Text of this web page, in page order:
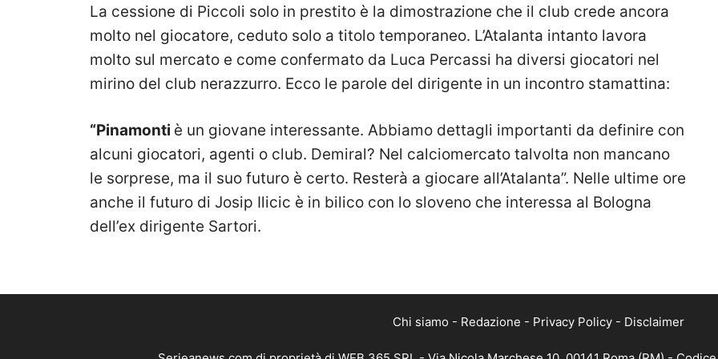
La cessione di Piccoli solo in prestito è la dimostrazione che il club crede ancora
molto nel giocatore, ceduto solo a titolo temporaneo. L’Atalanta intanto lavora
molto sul mercato e come confermato da Luca Percassi ha diversi giocatori nel
mirino del club nerazzurro. Ecco le parole del dirigente in un incontro stamattina:
“Pinamonti è un giovane interessante. Abbiamo dettagli importanti da definire con
alcuni giocatori, agenti o club. Demiral? Nel calciomercato talvolta non mancano
le sorprese, ma il suo futuro è certo. Resterà a giocare all’Atalanta”. Nelle ultime ore
anche il futuro di Josip Ilicic è in bilico con lo sloveno che interessa al Bologna
dell’ex dirigente Sartori.
Chi siamo - Redazione - Privacy Policy - Disclaimer